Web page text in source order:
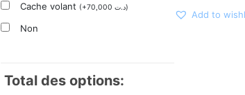
Cache volant (+70,000 د.ت)
Non
Total des options:
Add to